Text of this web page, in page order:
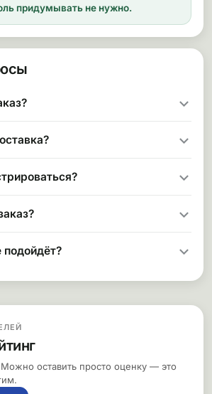
придумывать не нужно.
подойдёт?
оставить просто оценку — это